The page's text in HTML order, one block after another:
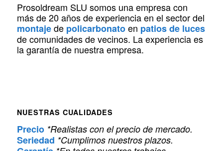
Prosoldream SLU somos una empresa con
más de 20 años de experiencia en el sector del
montajede policarbonatoen patios de luces
de comunidades de vecinos. La experiencia es
la garantía de nuestra empresa.
NUESTRAS CUALIDADES
Precio *Realistas con el precio de mercado.
Seriedad *Cumplimos nuestros plazos.